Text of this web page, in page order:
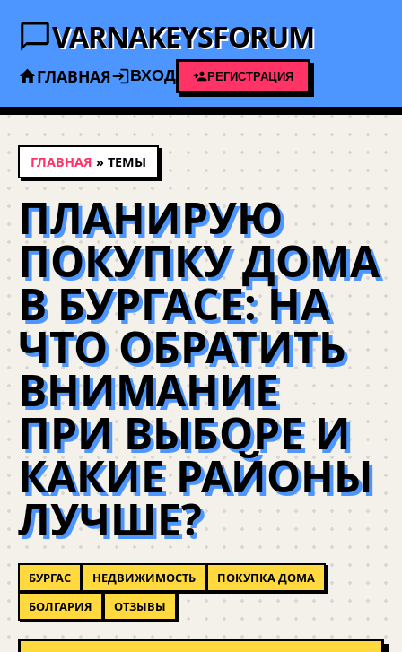
VARNAKEYSFORUM
ГЛАВНАЯ ВХОД РЕГИСТРАЦИЯ
ГЛАВНАЯ » ТЕМЫ
ПЛАНИРУЮ
ПОКУПКУ ДОМА
В БУРГАСЕ: НА
ЧТО ОБРАТИТЬ
ВНИМАНИЕ
ПРИ ВЫБОРЕ И
КАКИЕ РАЙОНЫ
ЛУЧШЕ?
БУРГАС НЕДВИЖИМОСТЬ
ПОКУПКА ДОМА
БОЛГАРИЯ
ОТЗЫВЫ